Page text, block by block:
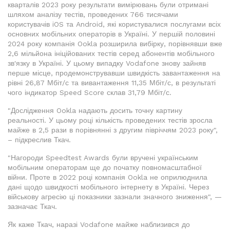
кварталів 2023 року результати вимірювань були отримані
шляхом аналізу тестів, проведених 766 тисячами
користувачів iOS та Android, які користувалися послугами всіх
основних мобільних операторів в Україні. У першій половині
2024 року компанія Ookla розширила вибірку, порівнявши вже
2,6 мільйона ініційованих тестів серед абонентів мобільного
зв'язку в Україні. У цьому випадку Vodafone знову зайняв
перше місце, продемонструвавши швидкість завантаження на
рівні 26,87 Мбіт/с та вивантаження 11,35 Мбіт/с, в результаті
чого індикатор Speed Score склав 31,79 Мбіт/с.
"Дослідження Ookla надають досить точну картину
реальності. У цьому році кількість проведених тестів зросла
майже в 2,5 рази в порівнянні з другим півріччям 2023 року",
– підкреслив Ткач.
"Нагороди Speedtest Awards були вручені українським
мобільним операторам ще до початку повномасштабної
війни. Проте в 2022 році компанія Ookla не оприлюднила
дані щодо швидкості мобільного інтернету в Україні. Через
військову агресію ці показники зазнали значного зниження", —
зазначає Ткач.
Як каже Ткач, наразі Vodafone майже наблизився до